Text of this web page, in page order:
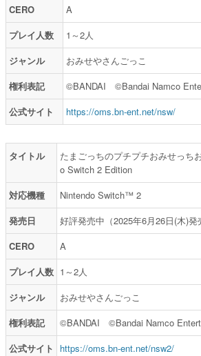
CERO
A
プレイ人数
1～2人
ジャンル
おみせやさんごっこ
権利表記
©BANDAI ©Bandai Namco
公式サイト
https://oms.bn-ent.net/nsw/
タイトル
たまごっちのプチプチおみせっち
o Switch 2 Edition
対応機種
Nintendo Switch™ 2
発売日
好評発売中（2025年6月26日(木)発
CERO
A
プレイ人数 1～2人
ジャンル
おみせやさんごっこ
権利表記
©BANDAI ©Bandai Namco
公式サイト
https://oms.bn-ent.net/nsw2/